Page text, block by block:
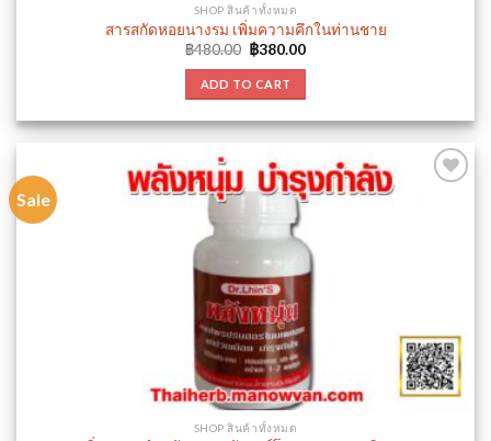
SHOP สินค้าทั้งหมด
สารสกัดหอยนางรม เพิ่มความคึกในท่านชาย
฿480.00 Original
price
was:
฿480.00.
฿380.00Current
ADD TO CART
Sale
SHOP สินค้าทั้งหมด